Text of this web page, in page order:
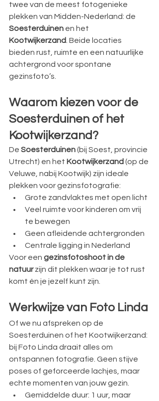
twee van de meest fotogenieke
plekken van Midden-Nederland: de
Soesterduinen en het
Kootwijkerzand . Beide locaties
bieden rust, ruimte en een natuurlijke
achtergrond voor spontane
gezinsfoto’s.
Waarom kiezen voor de
Soesterduinen of het
Kootwijkerzand?
De Soesterduinen (bij Soest, provincie
Utrecht) en het Kootwijkerzand (op de
Veluwe, nabij Kootwijk) zijn ideale
plekken voor gezinsfotografie:
Grote zandvlaktes met open licht
Veel ruimte voor kinderen om vrij
te bewegen
Geen afleidende achtergronden
Centrale ligging in Nederland
Voor een gezinsfotoshoot in de
natuur zijn dit plekken waar je tot rust
komt én je jezelf kunt zijn.
Werkwijze van Foto Linda
Of we nu afspreken op de
Soesterduinen of het Kootwijkerzand:
bij Foto Linda draait alles om
ontspannen fotografie. Geen stijve
poses of geforceerde lachjes, maar
echte momenten van jouw gezin.
Gemiddelde duur: 1 uur, maar